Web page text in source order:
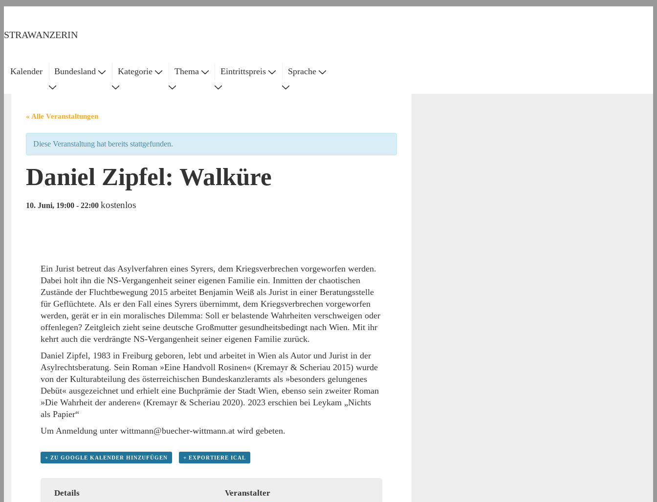
Inhalt
STRAWANZERIN
Kalender Bundesland Kategorie Thema Eintrittspreis Sprache
« Alle Veranstaltungen
Diese Veranstaltung hat bereits stattgefunden.
Daniel Zipfel: Walküre
10. Juni, 19:00 - 22:00 kostenlos
Ein Jurist betreut das Asylverfahren eines Syrers, dem Kriegsverbrechen vorgeworfen werden.
Dabei holt ihn die NS-Vergangenheit seiner eigenen Familie ein. Inmitten der chaotischen
Zustände der Fluchtbewegung 2015 arbeitet Benjamin Weiß als Jurist in einer Beratungsstelle
für Geflüchtete. Als er den Fall eines Syrers übernimmt, dem Kriegsverbrechen vorgeworfen
werden, gerät er in ein moralisches Dilemma: Soll er belastende Wahrheiten verschweigen oder
offenlegen? Zeitgleich zieht seine deutsche Großmutter gesundheitsbedingt nach Wien. Mit ihr
kehrt auch die verdrängte NS-Vergangenheit seiner eigenen Familie zurück.
Daniel Zipfel, 1983 in Freiburg geboren, lebt und arbeitet in Wien als Autor und Jurist in der
Asylrechtsberatung. Sein Roman »Eine Handvoll Rosinen« (Kremayr & Scheriau 2015) wurde
von der Kulturabteilung des österreichischen Bundeskanzleramts als »besonders gelungenes
Debüt« ausgezeichnet und erhielt eine Buchprämie der Stadt Wien, ebenso sein zweiter Roman
»Die Wahrheit der anderen« (Kremayr & Scheriau 2020). 2023 erschien bei Leykam „Nichts
als Papier“
Um Anmeldung unter wittmann@buecher-wittmann.at wird gebeten.
+ ZU GOOGLE KALENDER HINZUFÜGEN + EXPORTIERE ICAL
Details Veranstalter